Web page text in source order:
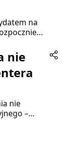
na
nie
nie
–
w